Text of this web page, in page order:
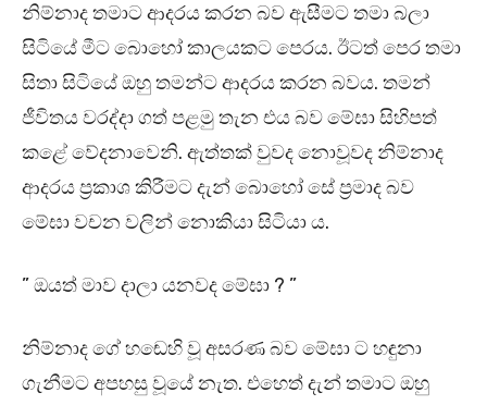
නිම්නාද තමාට ආදරය කරන බව ඇසීමට තමා බලා
සිටියේ මීට බොහෝ කාලයකට පෙරය. ඊටත් පෙර තමා
සිතා සිටියේ ඔහු තමන්ට ආදරය කරන බවය. තමන්
ජීවිතය වරද්දා ගත් පළමු තැන එය බව මේඝා සිහිපත්
කළේ වේදනාවෙනි. ඇත්තක් වුවද නොවූවද නිම්නාද
ආදරය ප්‍රකාශ කිරීමට දැන් බොහෝ සේ ප්‍රමාද බව
මේඝා වචන වලින් නොකියා සිටියා ය.
” ඔයත් මාව දාලා යනවද මේඝා ? ”
නිම්නාද ගේ හඬෙහි වූ අසරණ බව මේඝා ට හඳුනා
ගැනීමට අපහසු වූයේ නැත. එහෙත් දැන් තමාට ඔහු